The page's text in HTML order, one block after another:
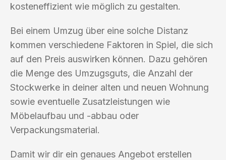
kosteneffizient wie möglich zu gestalten.
Bei einem Umzug über eine solche Distanz
kommen verschiedene Faktoren in Spiel, die sich
auf den Preis auswirken können. Dazu gehören
die Menge des Umzugsguts, die Anzahl der
Stockwerke in deiner alten und neuen Wohnung
sowie eventuelle Zusatzleistungen wie
Möbelaufbau und -abbau oder
Verpackungsmaterial.
Damit wir dir ein genaues Angebot erstellen